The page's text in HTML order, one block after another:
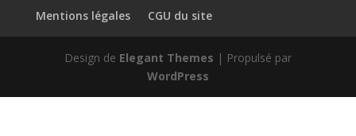
Mentions légales CGU du site
Design de Elegant Themes | Propulsé par
WordPress